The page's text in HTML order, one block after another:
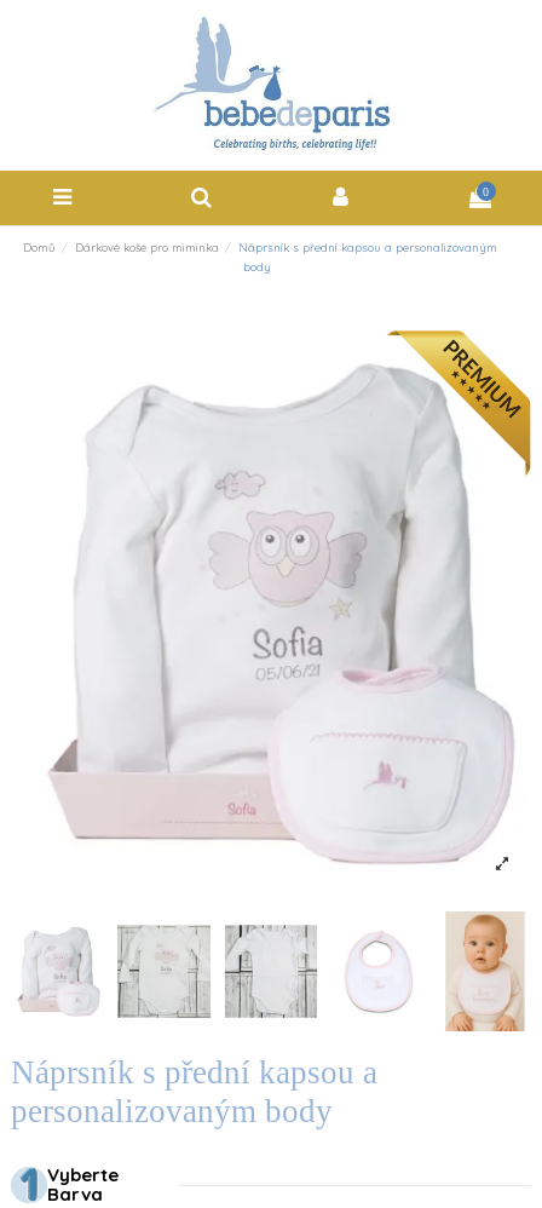
0
Domů Dárkové koše pro miminka
Náprsník s přední kapsou a personalizovaným
body
Náprsník s přední kapsou a
personalizovaným body
Vyberte
Barva